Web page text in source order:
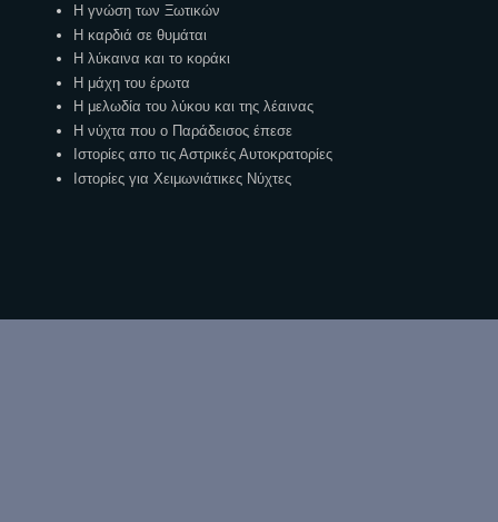
Η γνώση των Ξωτικών
Η καρδιά σε θυμάται
Η λύκαινα και το κοράκι
Η μάχη του έρωτα
Η μελωδία του λύκου και της λέαινας
Η νύχτα που ο Παράδεισος έπεσε
Ιστορίες απο τις Αστρικές Αυτοκρατορίες
Ιστορίες για Χειμωνιάτικες Νύχτες